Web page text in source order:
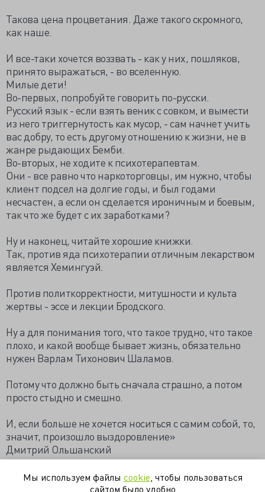
Такова цена процветания. Даже такого скромного,
как наше.
И все-таки хочется воззвать - как у них, пошляков,
принято выражаться, - во вселенную.
Милые дети!
Во-первых, попробуйте говорить по-русски.
Русский язык - если взять веник с совком, и вымести
из него триггернутость как мусор, - сам начнет учить
вас добру, то есть другому отношению к жизни, не в
жанре рыдающих Бемби.
Во-вторых, не ходите к психотерапевтам.
Они - все равно что наркоторговцы, им нужно, чтобы
клиент подсел на долгие годы, и был годами
несчастен, а если он сделается ироничным и боевым,
так что же будет с их заработками?
Ну и наконец, читайте хорошие книжки.
Так, против яда психотерапии отличным лекарством
является Хемингуэй.
Против политкорректности, митушности и культа
жертвы - эссе и лекции Бродского.
Ну а для понимания того, что такое трудно, что такое
плохо, и какой вообще бывает жизнь, обязательно
нужен Варлам Тихонович Шаламов.
Потому что должно быть сначала страшно, а потом
просто стыдно и смешно.
И, если больше не хочется носиться с самим собой, то,
значит, произошло выздоровление»
Дмитрий Ольшанский
Мы используем файлы cookie , чтобы пользоваться
сайтом было удобно